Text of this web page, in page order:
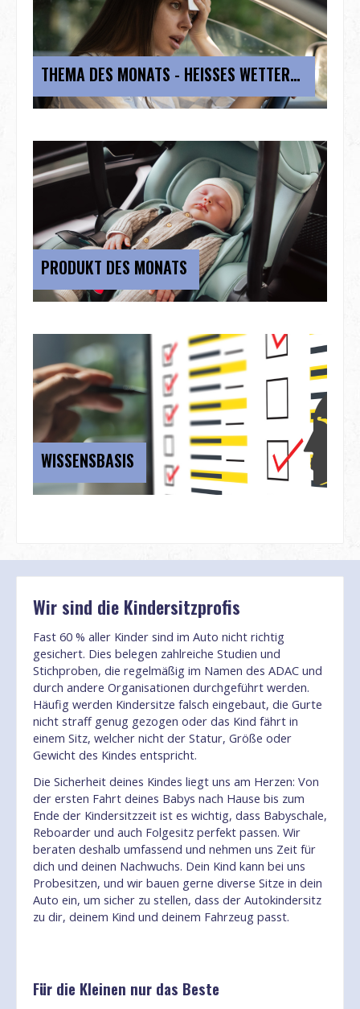
THEMA DES MONATS - HEISSES WETTER IM AUTO
PRODUKT DES MONATS
WISSENSBASIS
Wir sind die Kindersitzprofis
Fast 60 % aller Kinder sind im Auto nicht richtig
gesichert. Dies belegen zahlreiche Studien und
Stichproben, die regelmäßig im Namen des ADAC und
durch andere Organisationen durchgeführt werden.
Häufig werden Kindersitze falsch eingebaut, die Gurte
nicht straff genug gezogen oder das Kind fährt in
einem Sitz, welcher nicht der Statur, Größe oder
Gewicht des Kindes entspricht.
Die Sicherheit deines Kindes liegt uns am Herzen: Von
der ersten Fahrt deines Babys nach Hause bis zum
Ende der Kindersitzzeit ist es wichtig, dass Babyschale,
Reboarder und auch Folgesitz perfekt passen. Wir
beraten deshalb umfassend und nehmen uns Zeit für
dich und deinen Nachwuchs. Dein Kind kann bei uns
Probesitzen, und wir bauen gerne diverse Sitze in dein
Auto ein, um sicher zu stellen, dass der Autokindersitz
zu dir, deinem Kind und deinem Fahrzeug passt.
Für die Kleinen nur das Beste